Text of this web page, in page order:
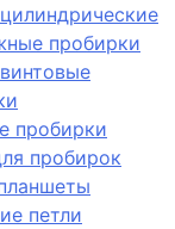
пробирки
пробирки
пробирок
петли